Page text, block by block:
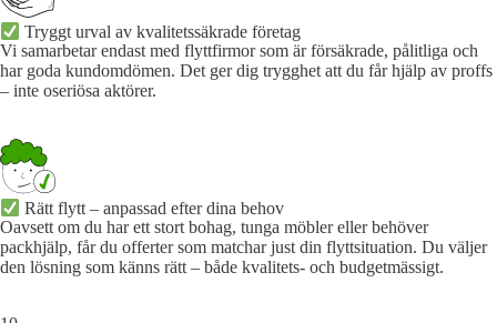
Tryggt urval av kvalitetssäkrade företag
Vi samarbetar endast med flyttfirmor som är försäkrade, pålitliga och
har goda kundomdömen. Det ger dig trygghet att du får hjälp av proffs
– inte oseriösa aktörer.
Rätt flytt – anpassad efter dina behov
Oavsett om du har ett stort bohag, tunga möbler eller behöver
packhjälp, får du offerter som matchar just din flyttsituation. Du väljer
den lösning som känns rätt – både kvalitets- och budgetmässigt.